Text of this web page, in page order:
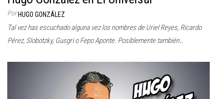
Por HUGO GONZÁLEZ
Tal vez has escuchado alguna vez los nombres de Uriel Reyes, Ricardo
Pérez, Slobotzky, Gusgri o Fepo Aponte. Posiblemente también…